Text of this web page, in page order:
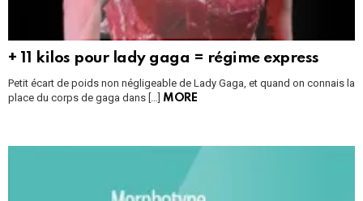
+ 11 kilos pour lady gaga = régime express
Petit écart de poids non négligeable de Lady Gaga, et quand on connais la
place du corps de gaga dans […]
MORE